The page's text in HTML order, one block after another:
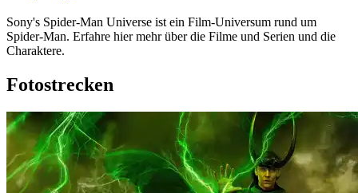
Sony's Spider-Man Universe ist ein Film-Universum rund um
Spider-Man. Erfahre hier mehr über die Filme und Serien und die
Charaktere.
Fotostrecken